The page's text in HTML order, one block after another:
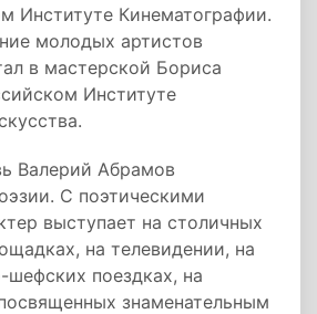
Институте Кинематографии.
молодых артистов
в мастерской Бориса
Институте
Валерий Абрамов
С поэтическими
выступает на столичных
на телевидении, на
шефских поездках, на
знаменательным